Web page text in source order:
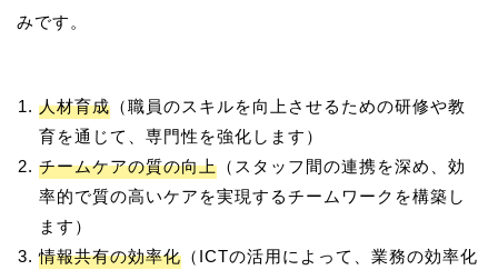
人材育成 （職員のスキルを向上させるための研修や教
育を通じて、専門性を強化します）
チームケアの質の向上 （スタッフ間の連携を深め、効
率的で質の高いケアを実現するチームワークを構築し
ます）
情報共有の効率化 （ICTの活用によって、業務の効率化